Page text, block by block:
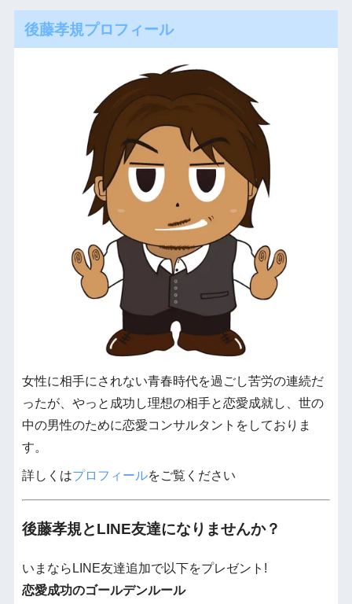
後藤孝規プロフィール
女性に相手にされない青春時代を過ごし苦労の連続だ
ったが、やっと成功し理想の相手と恋愛成就し、世の
中の男性のために恋愛コンサルタントをしておりま
す。
詳しくはプロフィールをご覧ください
後藤孝規とLINE友達になりませんか？
いまならLINE友達追加で以下をプレゼント!
恋愛成功のゴールデンルール